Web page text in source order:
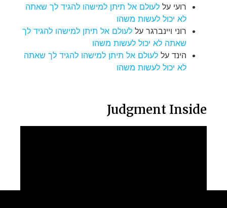
רועי על לעולם אל תיתן למישהו להגיד לך שאתה
לא יכול לעשות משהו
רוני ויינברגר על לעולם אל תיתן למישהו להגיד לך
שאתה לא יכול לעשות משהו
הינד על לעולם אל תיתן למישהו להגיד לך שאתה
לא יכול לעשות משהו
Judgment Inside